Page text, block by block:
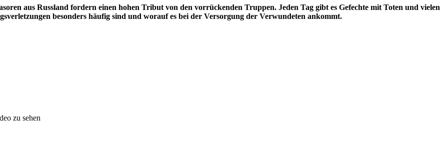
aus Russland fordern einen hohen Tribut von den vorrückenden Truppen. Jeden Tag gibt es Gefechte mit Toten und vielen
besonders häufig sind und worauf es bei der Versorgung der Verwundeten ankommt.
zu sehen